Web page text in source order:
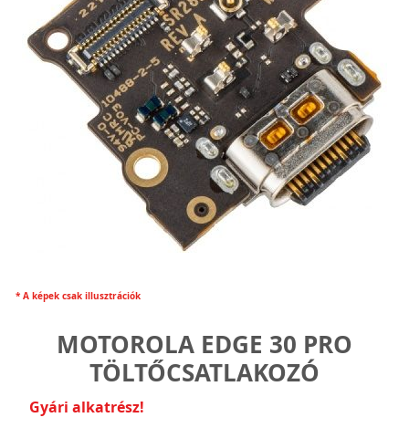
* A képek csak illusztrációk
MOTOROLA EDGE 30 PRO
TÖLTŐCSATLAKOZÓ
Gyári alkatrész!